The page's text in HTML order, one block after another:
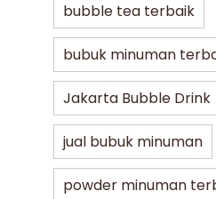
bubble tea terbaik
bubuk minuman
Jakarta Bubble Drink
jual bubuk minuman
powder minuman